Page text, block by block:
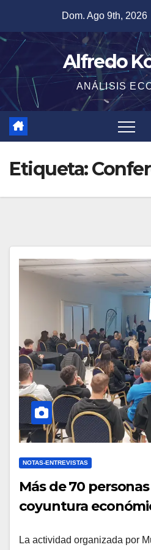
contenido
Dom. Ago 9th, 2026
Alfredo
ANÁLISIS
Etiqueta:
NOTAS-ENTREVISTAS
Más de 70
coyuntura
La actividad organizada por